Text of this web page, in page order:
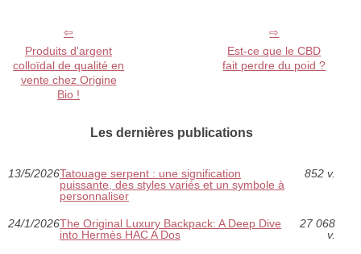
Produits d'argent
colloïdal de qualité en
vente chez Origine
Bio !
Est-ce que le CBD
fait perdre du poid ?
Les dernières publications
13/5/2026Tatouage serpent : une signification
puissante, des styles variés et un symbole à
personnaliser
852 v.
24/1/2026The Original Luxury Backpack: A Deep Dive
into Hermès HAC A Dos
27 068
v.